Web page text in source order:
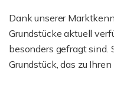
Dank unserer
Grundstücke aktuell
besonders gefragt sind.
Grundstück, das zu